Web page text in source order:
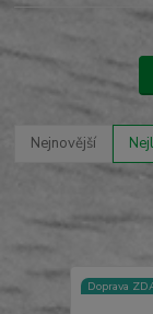
Nejnovější
Doprava